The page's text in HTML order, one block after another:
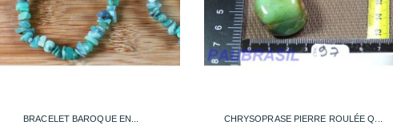
BRACELET BAROQUE EN... CHRYSOPRASE PIERRE ROULÉE Q...